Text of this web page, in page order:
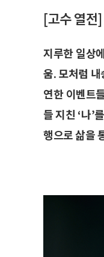
[고수 열전
지루한 일상
움. 모처럼
연한 이벤트
들 지친 ‘나’
행으로 삶을